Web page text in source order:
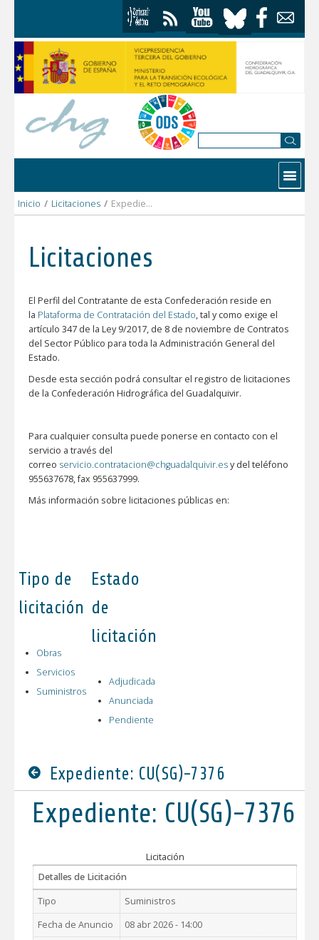
Contactar
Inicio / Licitaciones / Expediente: CU(SG)-7376
Licitaciones
El Perfil del Contratante de esta Confederación reside en
la Plataforma de Contratación del Estado, tal y como exige el
artículo 347 de la Ley 9/2017, de 8 de noviembre de Contratos
del Sector Público para toda la Administración General del
Estado.
Desde esta sección podrá consultar el registro de licitaciones
de la Confederación Hidrográfica del Guadalquivir.
Para cualquier consulta puede ponerse en contacto con el
servicio a través del
correo servicio.contratacion@chguadalquivir.esy del teléfono
955637678, fax 955637999.
Más información sobre licitaciones públicas en:
Tipo de
licitación
Obras
Servicios
Suministros
Estado
de
licitación
Adjudicada
Anunciada
Pendiente
Expediente: CU(SG)-7376
Expediente: CU(SG)-7376
Licitación
Detalles de Licitación
Tipo
Suministros
Fecha de Anuncio
08 abr 2026 - 14:00